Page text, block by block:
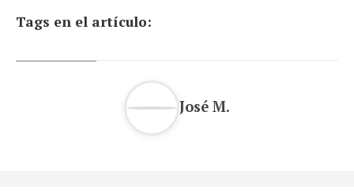
Tags en el artículo:
José M.